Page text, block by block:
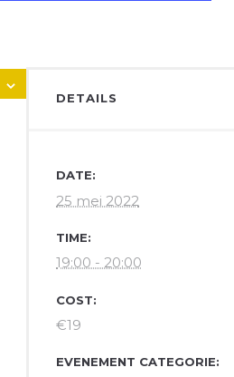
DETAILS
DATE:
25 mei 2022
TIME:
19:00 - 20:00
COST:
€19
EVENEMENT CATEGORIE: